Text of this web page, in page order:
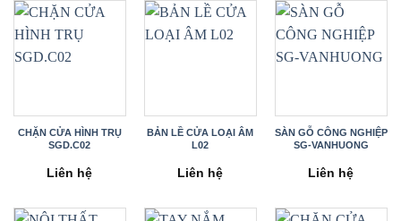
CHẶN CỬA HÌNH TRỤ
SGD.C02
Liên hệ
BẢN LỀ CỬA LOẠI ÂM
L02
Liên hệ
SÀN GỖ CÔNG NGHIỆP
SG-VANHUONG
Liên hệ